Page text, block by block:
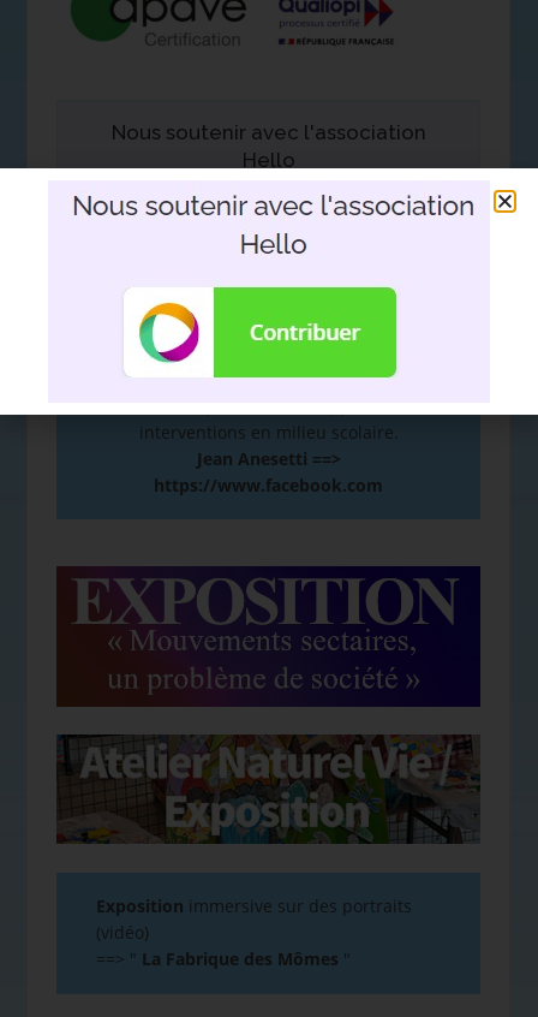
Nous soutenir avec l'association
Hello
DEVOIR DE MÉMOIRE
De la mémoire à la plume. Hommage d’un
interventions en milieu scolaire.
Jean Anesetti ==>
https://www.facebook.com
Exposition immersive sur des portraits
(vidéo)
==> " La Fabrique des Mômes "